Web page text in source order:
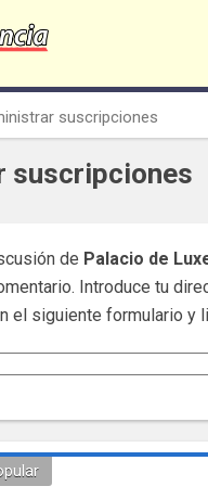
suscripciones
suscripciones
de Palacio de
Introduce tu
el siguiente formulario y